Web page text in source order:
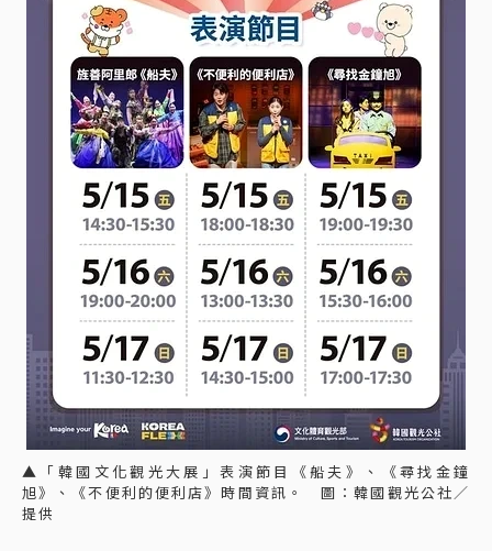
▲「韓國文化觀光大展」表演節目《船夫》、《尋找金鐘
旭》、《不便利的便利店》時間資訊。 圖：韓國觀光公社／
提供